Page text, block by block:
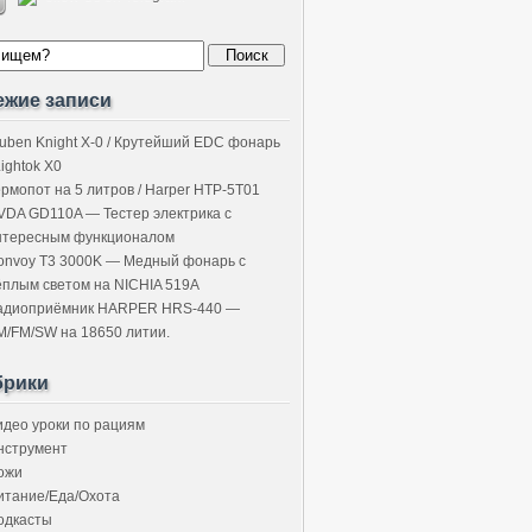
записи
Knight X-0 / Крутейший EDC фонарь
X0
на 5 литров / Harper HTP-5T01
GD110A — Тестер электрика с
функционалом
T3 3000K — Медный фонарь с
светом на NICHIA 519A
HARPER HRS-440 —
FM/SW на 18650 литии.
уроки по рациям
Еда/Охота